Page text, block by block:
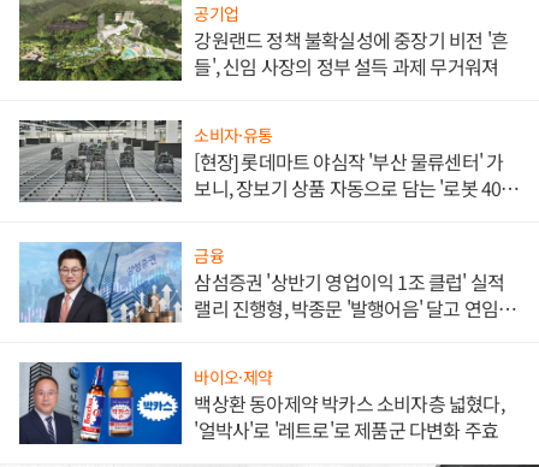
공기업
강원랜드 정책 불확실성에 중장기 비전 '흔
들', 신임 사장의 정부 설득 과제 무거워져
소비자·유통
[현장] 롯데마트 야심작 '부산 물류센터' 가
보니, 장보기 상품 자동으로 담는 '로봇 400
금융
삼섬증권 '상반기 영업이익 1조 클럽' 실적
랠리 진행형, 박종문 '발행어음' 달고 연임 향
바이오·제약
백상환 동아제약 박카스 소비자층 넓혔다,
'얼박사'로 '레트로'로 제품군 다변화 주효